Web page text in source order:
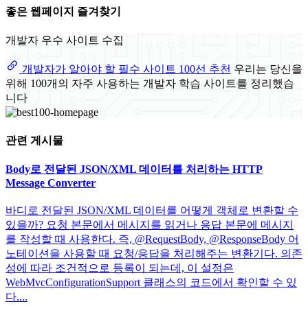
좋은 웹페이지 즐겨찾기
개발자 우수 사이트 수집
개발자가 알아야 할 필수 사이트 100선 추천 우리는 당신을
위해 100개의 자주 사용하는 개발자 학습 사이트를 정리했습
니다
관련 게시물
Body로 전달된 JSON/XML 데이터를 처리하는 HTTP
Message Converter
바디로 전달된 JSON/XML 데이터를 어떻게 객체로 변환할 수
있을까? 요청 본문에서 메시지를 읽거나 응답 본문에 메시지
를 작성할 때 사용한다. 즉, @RequestBody, @ResponseBody 어
노테이션을 사용할 때 요청/응답을 처리해주는 변환기다. 의존
성에 따라 조건적으로 등록이 되는데, 이 설정은
WebMvcConfigurationSupport 클래스의 코드에서 확인할 수 있
다....